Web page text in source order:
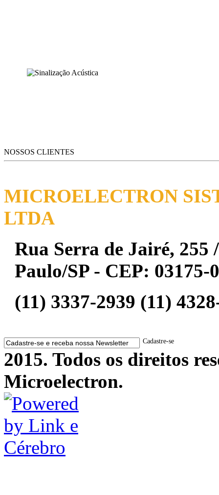
NOSSOS CLIENTES
MICROELECTRON
LTDA
Rua Serra de Jairé, 255
Paulo/SP - CEP: 03175-
(11) 3337-2939 (11)
Cadastre-se
2015. Todos os direitos
Microelectron.